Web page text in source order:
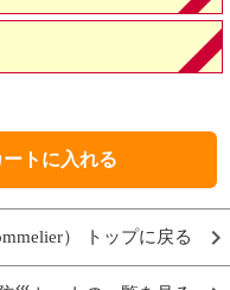
ートに入れる
） トップに戻る